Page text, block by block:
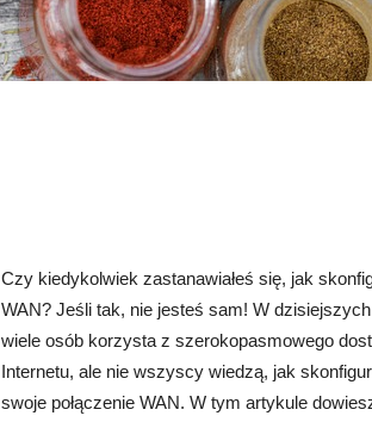
Czy kiedykolwiek zastanawiałeś się, jak
WAN? Jeśli tak, nie jesteś sam! W
wiele osób korzysta z szerokopasmowego
Internetu, ale nie wszyscy wiedzą, jak
swoje połączenie WAN. W tym artykule